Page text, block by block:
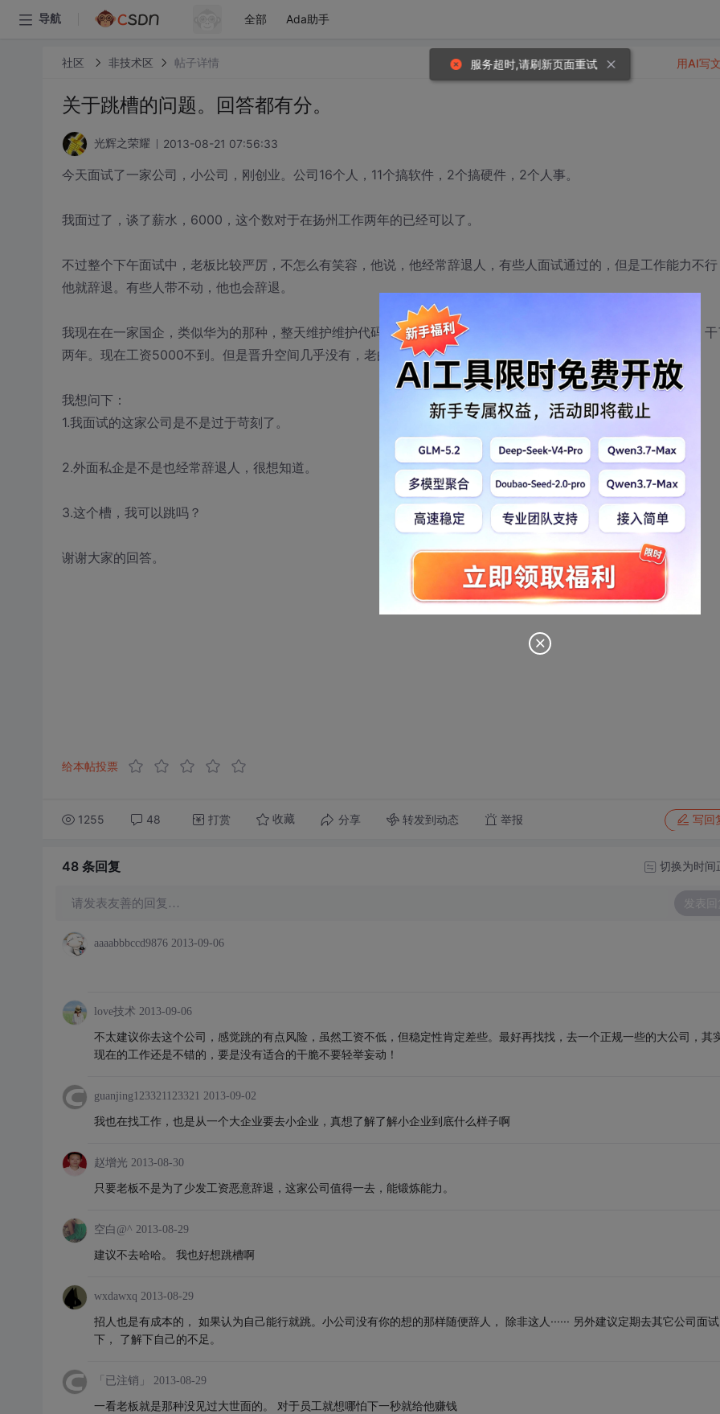
导航 全部 Ada助手
社区 非技术区 帖子详情
关于跳槽的问题。回答都有分。
光辉之荣耀 2013-08-21 07:56:33
今天面试了一家公司，小公司，刚创业。公司16个人，11个搞软件，2个搞硬件，2个人事。
我面过了，谈了薪水，6000，这个数对于在扬州工作两年的已经可以了。
不过整个下午面试中，老板比较严厉，不怎么有笑容，他说，他经常辞退人，有些人面试通过的，但是工作能力不行
他就辞退。有些人带不动，他也会辞退。
我现在在一家国企，类似华为的那种，整天维护维护代码，也不算很忙，单位也不会怎么辞退。我还没有出去过。干
两年。现在工资5000不到。但是晋升空间几乎没有，老的都不走，好多年轻人都跳槽了。
我想问下：
1.我面试的这家公司是不是过于苛刻了。
2.外面私企是不是也经常辞退人，很想知道。
3.这个槽，我可以跳吗？
谢谢大家的回答。
给本帖投票
1255 48 打赏 收藏 分享 转发到动态 举报 写回
用AI写
48 条回复 切换为时间
请发表友善的回复… 发表回
aaaabbbccd9876 2013-09-06
love技术 2013-09-06
不太建议你去这个公司，感觉跳的有点风险，虽然工资不低，但稳定性肯定差些。最好再找找，去一个正规一些的大公司，其
现在的工作还是不错的，要是没有适合的干脆不要轻举妄动！
guanjing123321123321 2013-09-02
我也在找工作，也是从一个大企业要去小企业，真想了解了解小企业到底什么样子啊
赵增光 2013-08-30
只要老板不是为了少发工资恶意辞退，这家公司值得一去，能锻炼能力。
空白@^ 2013-08-29
建议不去哈哈。 我也好想跳槽啊
wxdawxq 2013-08-29
招人也是有成本的， 如果认为自己能行就跳。小公司没有你的想的那样随便辞人， 除非这人······ 另外建议定期去其它公司面试
下， 了解下自己的不足。
「已注销」 2013-08-29
一看老板就是那种没见过大世面的。 对于员工就想哪怕下一秒就给他赚钱
服务超时,请刷新页面重试